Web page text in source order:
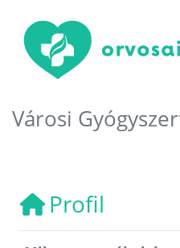
Városi
Profil